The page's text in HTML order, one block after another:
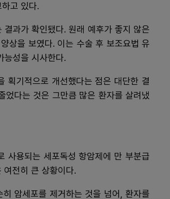
고 있다.
과가 확인됐다. 원래 예후가 좋지 않은
상을 보였다. 이는 수술 후 보조요법 유
능성을 시사한다.
획기적으로 개선했다는 점은 대단한 결
었다는 것은 그만큼 많은 환자를 살려냈
사용되는 세포독성 항암제에 만 부분급
여전히 큰 상황이다.
암세포를 제거하는 것을 넘어, 환자를